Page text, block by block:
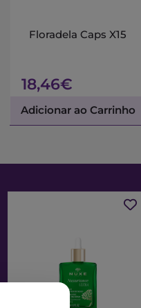
Floradela Caps X15
18,46€
Adicionar ao Carrinho